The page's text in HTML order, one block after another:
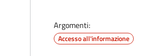
Argomenti:
Accesso all'informazione